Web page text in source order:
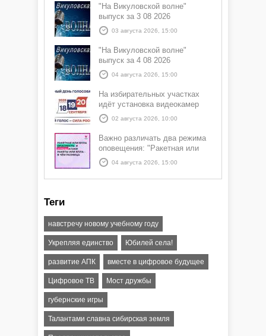
"На Викуловской волне"
выпуск за 3 08 2026
03 августа 2026, 15:00
"На Викуловской волне"
выпуск за 4 08 2026
04 августа 2026, 15:00
На избирательных участках
идёт установка видеокамер
02 августа 2026, 10:00
Важно различать два режима
оповещения: "Ракетная или
БПЛА опасность" и "Угроза
атаки ракеты или БПЛА"
04 августа 2026, 15:00
Теги
навстречу новому учебному году
Укрепляя единство Юбилей села!
развитие АПК вместе в цифровое будущее
Цифровое ТВ Мост дружбы
губернские игры
Талантами славна сибирская земля